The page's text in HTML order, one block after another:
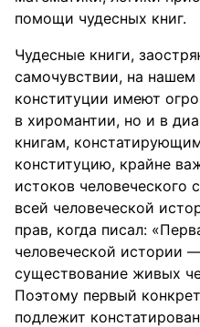
помощи чудесных книг.
Чудесные книги,
самочувствии, на
конституции имеют
в хиромантии, но и в
книгам,
конституцию, крайне
истоков человеческого
всей человеческой
прав, когда писал:
человеческой истории
существование живых
Поэтому первый
подлежит